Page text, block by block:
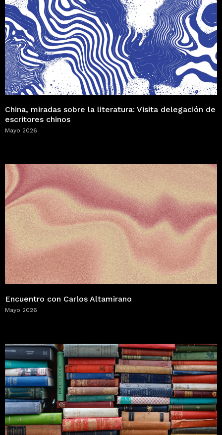
China, miradas sobre la literatura: Visita delegación de
escritores chinos
Mayo 2026
Encuentro con Carlos Altamirano
Mayo 2026